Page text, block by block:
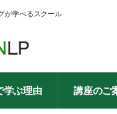
が学べるスクール
学ぶ理由 講座のご